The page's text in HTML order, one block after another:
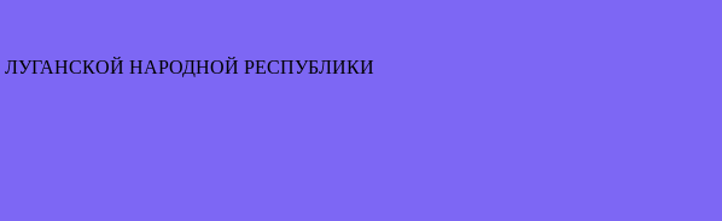
ЛУГАНСКОЙ НАРОДНОЙ РЕСПУБЛИКИ